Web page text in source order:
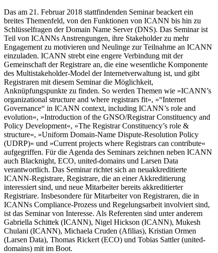
Das am 21. Februar 2018 stattfindenden Seminar beackert ein
breites Themenfeld, von den Funktionen von ICANN bis hin zu
Schlüsselfragen der Domain Name Server (DNS). Das Seminar ist
Teil von ICANNs Anstrengungen, ihre Stakeholder zu mehr
Engagement zu motivieren und Neulinge zur Teilnahme an ICANN
einzuladen. ICANN strebt eine engere Verbindung mit der
Gemeinschaft der Registrare an, die eine wesentliche Komponente
des Multistakeholder-Model der Internetverwaltung ist, und gibt
Registraren mit diesem Seminar die Möglichkeit,
Anknüpfungspunkte zu finden. So werden Themen wie »ICANN’s
organizational structure and where registrars fit«, »“Internet
Governance“ in ICANN context, including ICANN’s role and
evolution«, »Introduction of the GNSO/Registrar Constituency and
Policy Development«, »The Registrar Constituency’s role &
structure«, »Uniform Domain-Name Dispute-Resolution Policy
(UDRP)« und »Current projects where Registrars can contribute«
aufgegriffen. Für die Agenda des Seminars zeichnen neben ICANN
auch Blacknight, ECO, united-domains und Larsen Data
verantwortlich. Das Seminar richtet sich an neuakkreditierte
ICANN-Registrare, Registrare, die an einer Akkreditierung
interessiert sind, und neue Mitarbeiter bereits akkreditierter
Registriare. Insbesondere für Mitarbeiter von Registraren, die in
ICANNs Compliance-Prozess und Regelungsarbeit involviert sind,
ist das Seminar von Interesse. Als Referenten sind unter anderem
Gabriella Schittek (ICANN), Nigel Hickson (ICANN), Mukesh
Chulani (ICANN), Michaela Cruden (Afilias), Kristian Ormen
(Larsen Data), Thomas Rickert (ECO) und Tobias Sattler (united-
domains) mit im Boot.